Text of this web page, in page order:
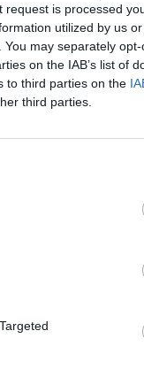
is processed
utilized by us
may separately
on the IAB’s list of
to third parties on the
third parties.